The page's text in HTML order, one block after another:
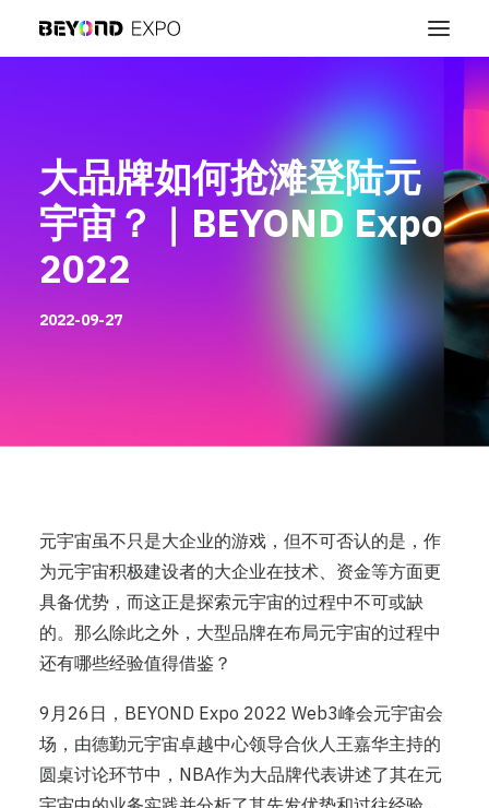
大品牌如何抢滩登陆元
宇宙？｜BEYOND Expo
2022
2022-09-27
元宇宙虽不只是大企业的游戏，但不可否认的是，作
为元宇宙积极建设者的大企业在技术、资金等方面更
具备优势，而这正是探索元宇宙的过程中不可或缺
的。那么除此之外，大型品牌在布局元宇宙的过程中
还有哪些经验值得借鉴？
9月26日，BEYOND Expo 2022 Web3峰会元宇宙会
场，由德勤元宇宙卓越中心领导合伙人王嘉华主持的
圆桌讨论环节中，NBA作为大品牌代表讲述了其在元